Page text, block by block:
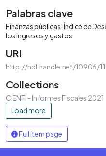
Palabras clave
Finanzas públicas Índice de
los ingresos y gastos
URI
http://hdl.handle.net/10906/
Collections
CIENFI - Informes Fiscales 2021
Load more
Full item page